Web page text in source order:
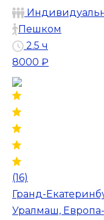
Пешком
2.5 ч
8000 ₽
(16)
Гранд-
Уралмаш,